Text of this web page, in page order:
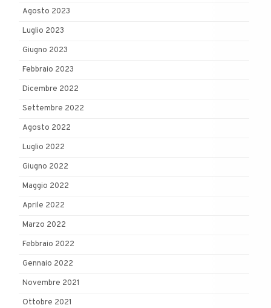
Agosto 2023
Luglio 2023
Giugno 2023
Febbraio 2023
Dicembre 2022
Settembre 2022
Agosto 2022
Luglio 2022
Giugno 2022
Maggio 2022
Aprile 2022
Marzo 2022
Febbraio 2022
Gennaio 2022
Novembre 2021
Ottobre 2021